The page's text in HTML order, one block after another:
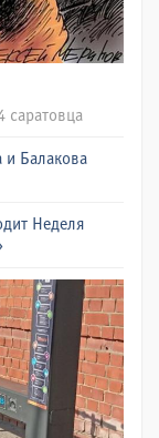
саратовца
и Балакова
Неделя